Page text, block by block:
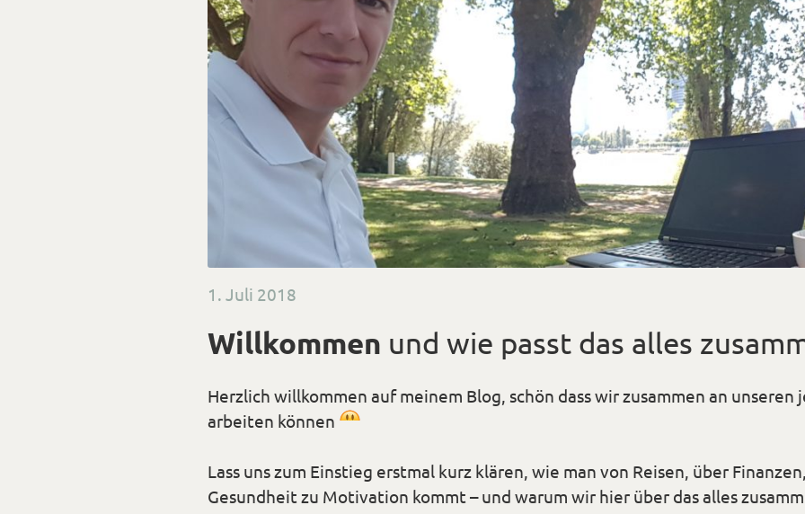
Veröffentlicht
1. Juli 2018
Willkommen und wie passt das alles
Herzlich willkommen auf meinem Blog, schön dass wir zusammen an
arbeiten können *Smiley
Lass uns zum Einstieg erstmal kurz klären, wie man von Reisen, über
Gesundheit zu Motivation kommt – und warum wir hier über das alles